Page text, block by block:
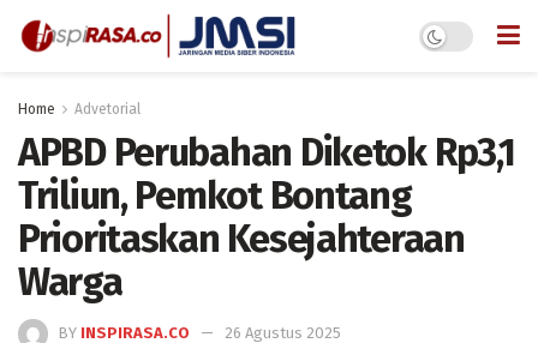
Home Advetorial
APBD Perubahan Diketok Rp3,1
Triliun, Pemkot Bontang
Prioritaskan Kesejahteraan
Warga
BY INSPIRASA.CO 26 Agustus 2025